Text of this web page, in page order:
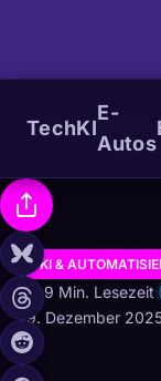
TechKI
E-
Autos
KI &
9 Min. Lesezeit
9. Dezember